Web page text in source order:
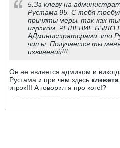
5.За клеву на
Рустама 95. С тебя
приняты меры. так как
играком. РЕШЕНИЕ БЫЛО
АДминистраторами что
читы. Получается ты
извинений!!!
Он не является админом и
Рустама и при чем здесь
игрок!!! А говорил я про кого!?